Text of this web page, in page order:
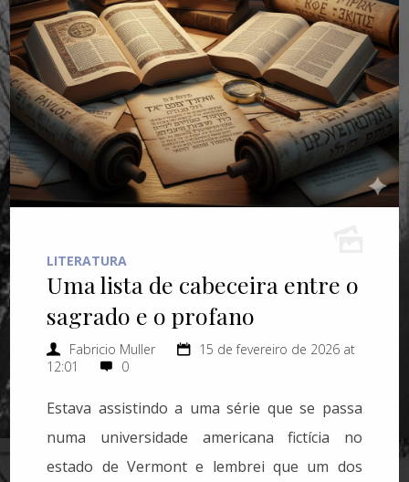
LITERATURA
Uma lista de cabeceira entre o
sagrado e o profano
Fabricio Muller
15 de fevereiro de 2026 at
12:01
0
Estava assistindo a uma série que se passa
numa universidade americana fictícia no
estado de Vermont e lembrei que um dos